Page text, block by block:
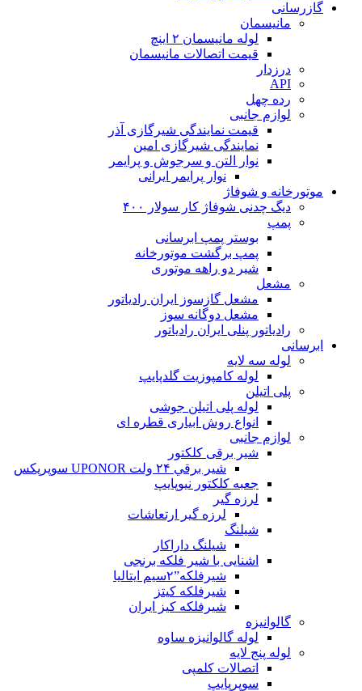
گازرسانی
مانیسمان
لوله مانیسمان ۲ اینچ
قیمت اتصالات مانیسمان
درزدار
API
رده چهل
لوازم جانبی
قیمت نمایندگی شیرگازی آذر
نمایندگی شیرگازی امین
نوار التن و سرجوش و پرایمر
نوار پرایمر ایرانی
موتورخانه و شوفاژ
دیگ چدنی شوفاژ کار سولار ۴۰۰
پمپ
بوستر پمپ ابرسانی
پمپ برگشت موتورخانه
شیر دو راهه موتوری
مشعل
مشعل گازسوز ایران رادیاتور
مشعل دوگانه سوز
رادیاتور پنلی ایران رادیاتور
ابرسانی
لوله سه لایه
لوله کامپوزیت گلدپایپ
پلی اتیلن
لوله پلی اتیلن جوشی
انواع روش ابیاری قطره ای
لوازم جانبی
شیر برقی کلکتور
شير برقي ۲۴ ولت UPONOR سوپرپکس
جعبه کلکتور نیوپایپ
لرزه گیر
لرزه گیر ارتعاشات
شیلنگ
شیلنگ داراکار
اشنایی با شیر فلکه برنجی
شیرفلکه”۲سیم ایتالیا
شیرفلکه کیتز
شیرفلکه کیز ایران
گالوانیزه
لوله گالوانیزه ساوه
لوله پنج لایه
اتصالات کلمپی
سوپرپایپ